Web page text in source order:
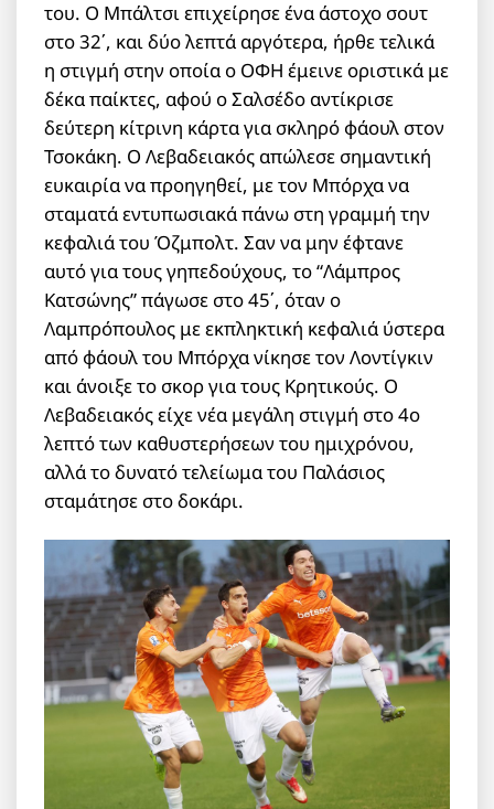
του. Ο Μπάλτσι επιχείρησε ένα άστοχο σουτ
στο 32΄, και δύο λεπτά αργότερα, ήρθε τελικά
η στιγμή στην οποία ο ΟΦΗ έμεινε οριστικά με
δέκα παίκτες, αφού ο Σαλσέδο αντίκρισε
δεύτερη κίτρινη κάρτα για σκληρό φάουλ στον
Τσοκάκη. Ο Λεβαδειακός απώλεσε σημαντική
ευκαιρία να προηγηθεί, με τον Μπόρχα να
σταματά εντυπωσιακά πάνω στη γραμμή την
κεφαλιά του Όζμπολτ. Σαν να μην έφτανε
αυτό για τους γηπεδούχους, το “Λάμπρος
Κατσώνης” πάγωσε στο 45΄, όταν ο
Λαμπρόπουλος με εκπληκτική κεφαλιά ύστερα
από φάουλ του Μπόρχα νίκησε τον Λοντίγκιν
και άνοιξε το σκορ για τους Κρητικούς. Ο
Λεβαδειακός είχε νέα μεγάλη στιγμή στο 4ο
λεπτό των καθυστερήσεων του ημιχρόνου,
αλλά το δυνατό τελείωμα του Παλάσιος
σταμάτησε στο δοκάρι.